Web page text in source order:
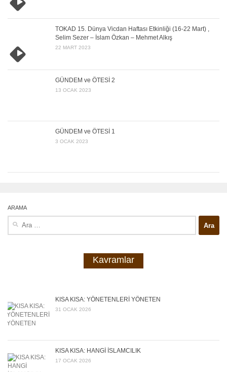
TOKAD 15. Dünya Vicdan Haftası Etkinliği (16-22 Mart) ,
Selim Sezer – İslam Özkan – Mehmet Alkış
22 MART 2023
GÜNDEM ve ÖTESİ 2
13 OCAK 2023
GÜNDEM ve ÖTESİ 1
3 OCAK 2023
ARAMA
Kavramlar
KISA KISA: YÖNETENLERİ YÖNETEN
31 OCAK 2026
KISA KISA: HANGİ İSLAMCILIK
17 OCAK 2026